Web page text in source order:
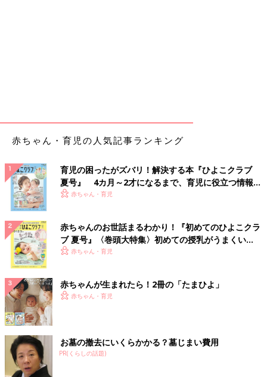
赤ちゃん・育児の人気記事ランキング
育児の困ったがズバリ！解決する本『ひよこクラブ
夏号』 4カ月～2才になるまで、育児に役立つ情報が
いっぱい！
赤ちゃん・育児
赤ちゃんのお世話まるわかり！『初めてのひよこクラ
ブ 夏号』〈巻頭大特集〉初めての授乳がうまくい
く！ おっぱい・ミルクの基本と夏のトラブル 解決テ
赤ちゃん・育児
赤ちゃんが生まれたら！2冊の「たまひよ」
赤ちゃん・育児
お墓の撤去にいくらかかる？墓じまい費用
PR(くらしの話題)